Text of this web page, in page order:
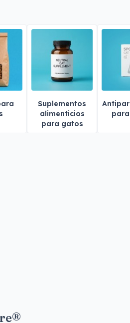
Suplementos
alimenticios
para gatos